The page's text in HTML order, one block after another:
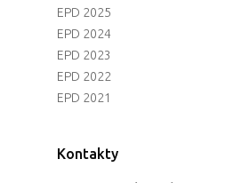
EPD 2025
EPD 2024
EPD 2023
EPD 2022
EPD 2021
Kontakty